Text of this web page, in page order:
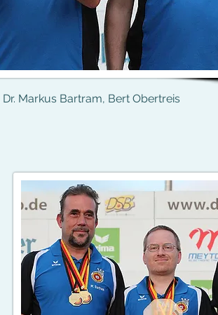
Dr. Markus Bartram, Bert Obertreis